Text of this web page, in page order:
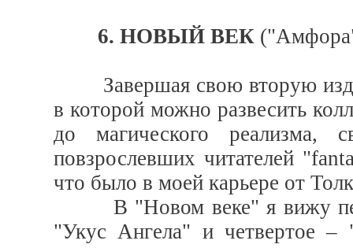
6. НОВЫЙ ВЕК
Завершая свою вторую
в которой можно развесить
до магического реализма,
повзрослевших читателей
что было в моей карьере от
В "Новом веке" я вижу
"Укус Ангела" и четвертое